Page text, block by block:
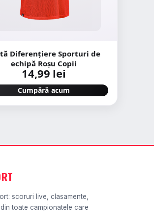
Diferențiere Sporturi de
echipă Roșu Copii
14,99 lei
Cumpără acum
scoruri live, clasamente,
toate campionatele care